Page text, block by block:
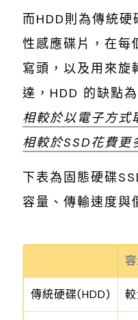
而HDD則為傳統
性感應碟片，在每
寫頭，以及用來旋
達，HDD 的缺點
相較於以電子方式
相較於SSD花費更
下表為固態硬碟
容量、傳輸速度與
傳統硬碟(HDD)